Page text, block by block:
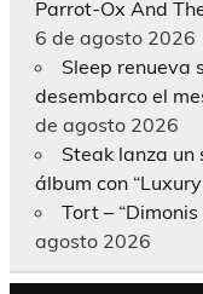
Parrot-Ox And
6 de agosto 2026
Sleep renueva
desembarco el
de agosto 2026
Steak lanza
álbum con “Luxury
Tort –
agosto 2026